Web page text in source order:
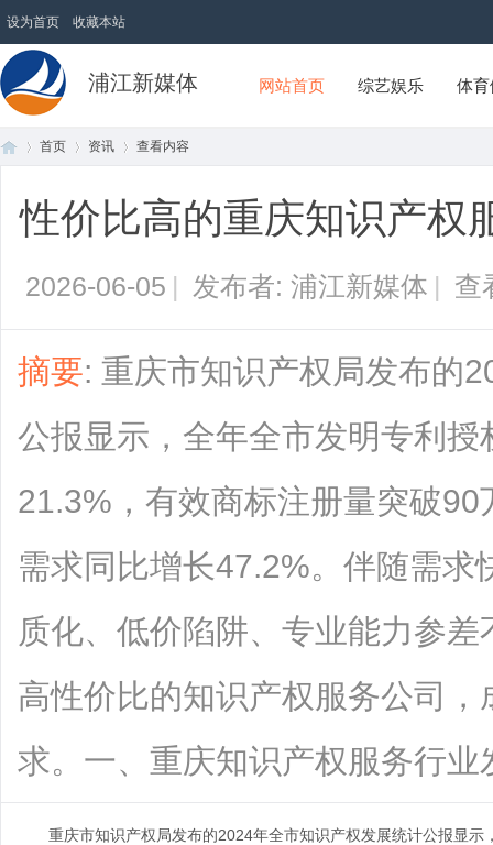
设为首页 收藏本站
浦江新媒体 网站首页 综艺娱乐 体
首页
›
资讯 查看内容
性价比高的重庆知识产权
2026-06-05 | 发布者: 浦江新媒体 | 查
摘要: 重庆市知识产权局发布的
公报显示，全年全市发明专利
21.3%，有效商标注册量突破
需求同比增长47.2%。伴随需求
质化、低价陷阱、专业能力参
高性价比的知识产权服务公司
求。一、重庆知识产权服务行业
重庆市知识产权局发布的2024年全市知识产权发展统计公报显示